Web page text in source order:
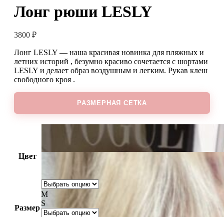
Лонг рюши LESLY
3800 ₽
Лонг LESLY — наша красивая новинка для пляжных и
летних историй , безумно красиво сочетается с шортами
LESLY и делает образ воздушным и легким. Рукав клеш
свободного кроя .
РАЗМЕРНАЯ СЕТКА
Цвет
Размер
M
S